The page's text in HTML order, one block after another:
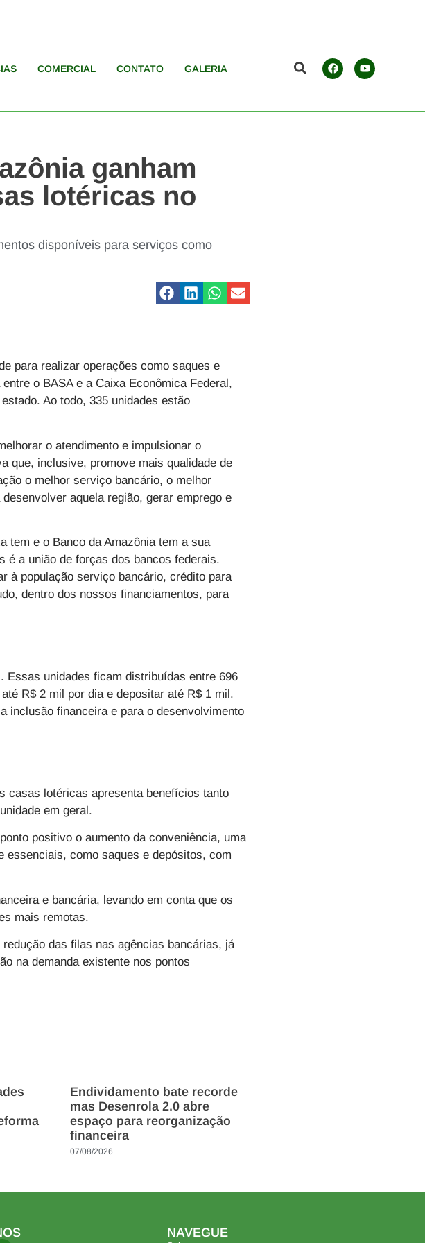
COMERCIAL CONTATO GALERIA
ganham
lotéricas no
disponíveis para serviços como
para realizar operações como saques e
entre o BASAe a Caixa Econômica Federal ,
Ao todo, 335 unidades estão
o atendimento e impulsionar o
que, inclusive, promove mais qualidade de
o melhor serviço bancário, o melhor
aquela região, gerar emprego e
tem e o Banco da Amazônia tem a sua
é a união de forças dos bancos federais.
à população serviço bancário, crédito para
dentro dos nossos financiamentos, para
unidades ficam distribuídas entre 696
R$ 2 mil por dia e depositar até R$ 1 mil.
inclusão financeira e para o desenvolvimento
casas lotéricas apresenta benefícios tanto
em geral.
positivo o aumento da conveniência, uma
como saques e depósitos, com
e bancária, levando em conta que os
mais remotas.
das filas nas agências bancárias, já
na demanda existente nos pontos
Endividamento bate recorde
mas Desenrola 2.0 abre
espaço para reorganização
financeira
07/08/2026
NAVEGUE